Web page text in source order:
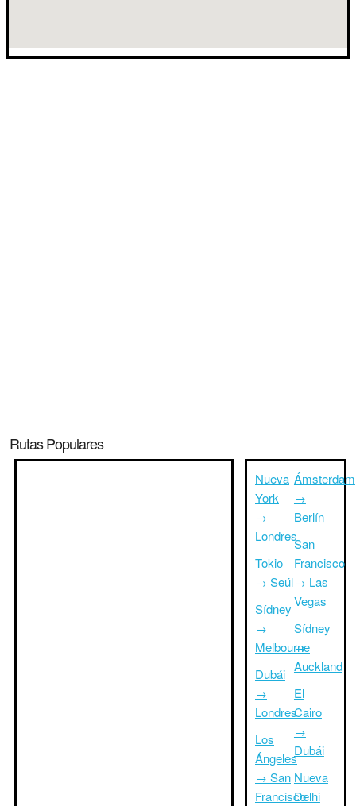
Rutas Populares
Nueva
York
→
Londres
Tokio
→ Seúl
Sídney
→
Melbourne
Dubái
→
Londres
Los
Ángeles
→ San
Francisco
Ámsterdam
→
Berlín
San
Francisco
→ Las
Vegas
Sídney
→
Auckland
El
Cairo
→
Dubái
Nueva
Delhi